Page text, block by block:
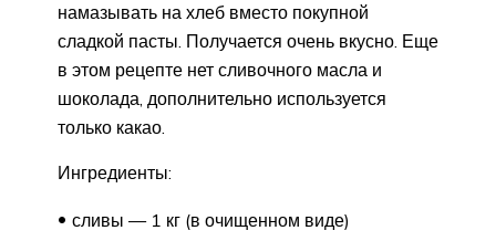
намазывать на хлеб вместо покупной
сладкой пасты. Получается очень вкусно. Еще
в этом рецепте нет сливочного масла и
шоколада, дополнительно используется
только какао.
Ингредиенты:
сливы — 1 кг (в очищенном виде)